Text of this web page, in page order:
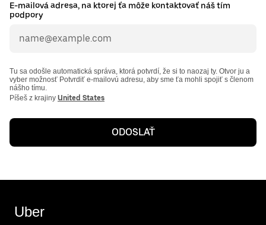
E-mailová adresa, na ktorej ťa môže kontaktovať náš tím
podpory
Tu sa odošle automatická správa, ktorá potvrdí, že si to naozaj ty. Otvor ju a
vyber možnosť Potvrdiť e-mailovú adresu, aby sme ťa mohli spojiť s členom
nášho tímu.
Píšeš z krajiny United States
ODOSLAŤ
Uber